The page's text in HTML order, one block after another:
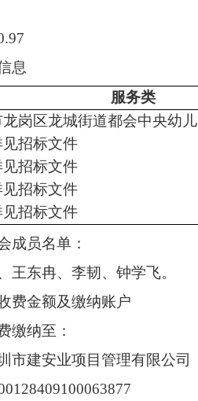
息
服务类
岗区龙城街道都会中央幼
招标文件
招标文件
招标文件
招标文件
成员名单：
王东冉、李韧、钟学飞。
费金额及缴纳账户
缴纳至：
市建安业项目管理有限公司